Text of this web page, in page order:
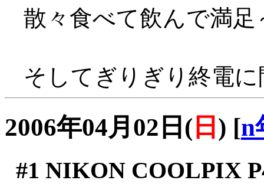
散々食べて飲んで満
そしてぎりぎり終電
2006年04月02日( 日 ) [n
#1 NIKON COOLPIX